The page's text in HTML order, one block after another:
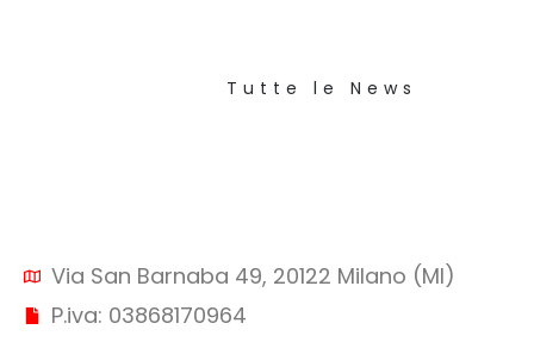
Tutte le News
Via San Barnaba 49, 20122 Milano (MI)
P.iva: 03868170964